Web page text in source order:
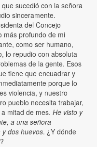
sucedió con la señora
sinceramente.
del Concejo
más profundo de mi
como ser humano,
lo repudio con absoluta
de la gente. Esos
tiene que encuadrar y
porque lo
violencia, y nuestro
pueblo necesita trabajar,
mitad de mes. He visto y
a una señora
dos huevos. ¿Y dónde